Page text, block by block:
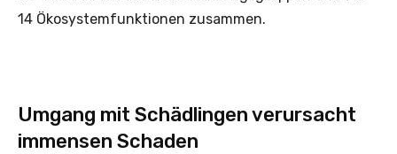
14 Ökosystemfunktionen zusammen.
Umgang mit Schädlingen verursacht
immensen Schaden